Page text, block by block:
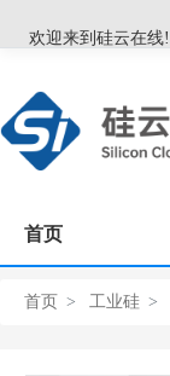
欢迎来到硅云在线!
首页
首页 工业硅